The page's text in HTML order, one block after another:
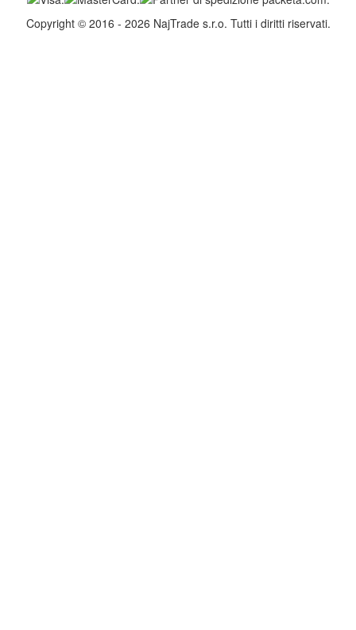
Copyright © 2016 - 2026 NajTrade s.r.o. Tutti i diritti riservati.